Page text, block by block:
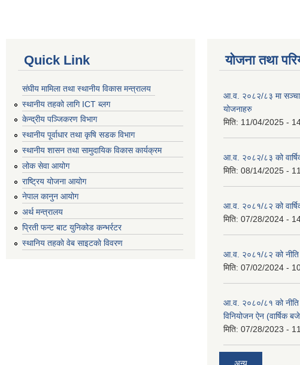
Quick Link
संघीय मामिला तथा स्थानीय विकास मन्त्रालय
स्थानीय तहको लागि ICT ब्लग
केन्द्रीय पञ्जिकरण विभाग
स्थानीय पूर्वाधार तथा कृषि सडक विभाग
स्थानीय शासन तथा सामुदायिक विकास कार्यक्रम
लोक सेवा आयोग
राष्ट्रिय योजना आयोग
नेपाल कानुन आयोग
अर्थ मन्त्रालय
प्रिती फन्ट बाट युनिकोड कन्भर्रटर
स्थानिय तहकाे वेब साइटकाे विवरण
योजना तथा
आ.व. २०८२/८३ मा
योजनाहरु
मिति: 11/04/2025 -
आ.व. २०८२/८३ को
मिति: 08/14/2025 -
आ.व. २०८१/८२ को
मिति: 07/28/2024 -
आ.व. २०८१/८२ को नीति
मिति: 07/02/2024 -
आ.व. २०८०/८१ को नीति
विनियोजन ऐन (वार्षिक
मिति: 07/28/2023 -
अन्य